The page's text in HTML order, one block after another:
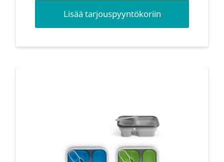
Lisää tarjouspyyntökoriin